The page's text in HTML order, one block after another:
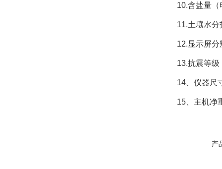
10.含盐量（电
11.土壤水分技
12.显示屏分
13.抗震等级
14、仪器尺寸
15、主机净
产